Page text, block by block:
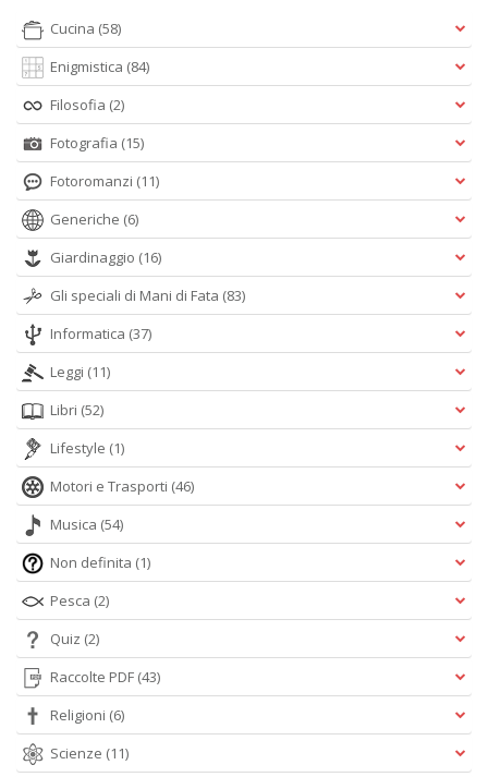
Cucina (58)
Enigmistica (84)
Filosofia (2)
Fotografia (15)
Fotoromanzi (11)
Generiche (6)
Giardinaggio (16)
Gli speciali di Mani di Fata (83)
Informatica (37)
Leggi (11)
Libri (52)
Lifestyle (1)
Motori e Trasporti (46)
Musica (54)
Non definita (1)
Pesca (2)
Quiz (2)
Raccolte PDF (43)
Religioni (6)
Scienze (11)